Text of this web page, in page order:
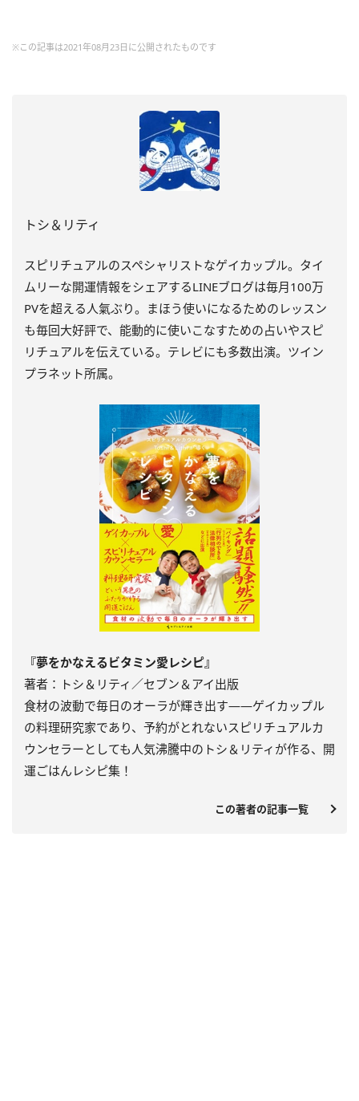
※この記事は2021年08月23日に公開されたものです
トシ＆リティ
スピリチュアルのスペシャリストなゲイカップル。タイ
ムリーな開運情報をシェアするLINEブログは毎月100万
PVを超える人氣ぶり。まほう使いになるためのレッスン
も毎回大好評で、能動的に使いこなすための占いやスピ
リチュアルを伝えている。テレビにも多数出演。ツイン
プラネット所属。
『夢をかなえるビタミン愛レシピ』
著者：トシ＆リティ／セブン＆アイ出版
食材の波動で毎日のオーラが輝き出す――ゲイカップル
の料理研究家であり、予約がとれないスピリチュアルカ
ウンセラーとしても人気沸騰中のトシ＆リティが作る、開
運ごはんレシピ集！
この著者の記事一覧